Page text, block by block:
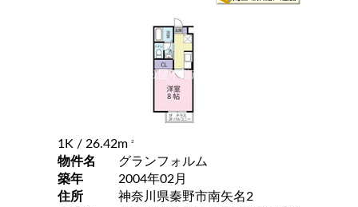
1K / 26.42m 2
物件名
グランフォルム
築年
2004年02月
住所
神奈川県秦野市南矢名2